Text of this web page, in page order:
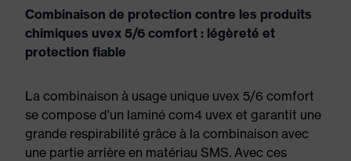
Combinaison de protection contre les produits
chimiques uvex 5/6 comfort : légèreté et
protection fiable
La combinaison à usage unique uvex 5/6 comfort
se compose d'un laminé com4 uvex et garantit une
grande respirabilité grâce à la combinaison avec
une partie arrière en matériau SMS. Avec ces